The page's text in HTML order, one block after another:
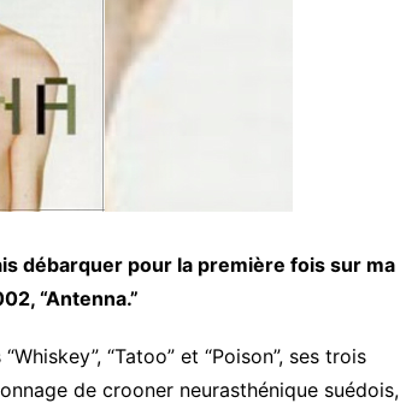
débarquer pour la première fois sur ma
“Antenna.”
“Tatoo” et “Poison”, ses trois
de crooner neurasthénique suédois,